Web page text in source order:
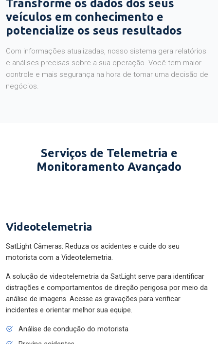
Transforme os dados dos seus
veículos em conhecimento e
potencialize os seus resultados
Com informações atualizadas, nosso sistema gera relatórios
e análises precisas sobre a sua operação. Você tem maior
controle e mais segurança na hora de tomar uma decisão de
negócios.
Serviços de Telemetria e
Monitoramento Avançado
Videotelemetria
SatLight Câmeras: Reduza os acidentes e cuide do seu
motorista com a Videotelemetria.
A solução de videotelemetria da SatLight serve para identificar
distrações e comportamentos de direção perigosa por meio da
análise de imagens. Acesse as gravações para verificar
incidentes e orientar melhor sua equipe.
Análise de condução do motorista